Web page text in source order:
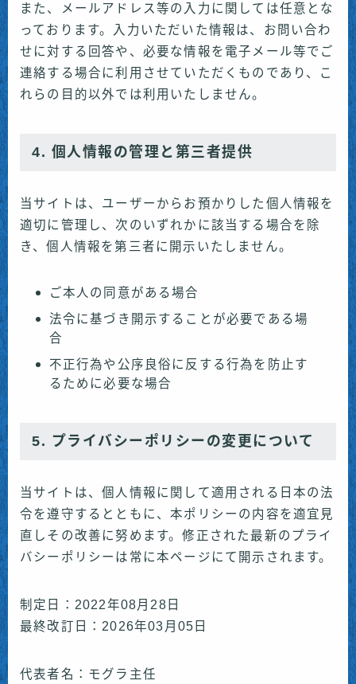
また、メールアドレス等の入力に関しては任意とな
っております。入力いただいた情報は、お問い合わ
せに対する回答や、必要な情報を電子メール等でご
連絡する場合に利用させていただくものであり、こ
れらの目的以外では利用いたしません。
4. 個人情報の管理と第三者提供
当サイトは、ユーザーからお預かりした個人情報を
適切に管理し、次のいずれかに該当する場合を除
き、個人情報を第三者に開示いたしません。
ご本人の同意がある場合
法令に基づき開示することが必要である場
合
不正行為や公序良俗に反する行為を防止す
るために必要な場合
5. プライバシーポリシーの変更について
当サイトは、個人情報に関して適用される日本の法
令を遵守するとともに、本ポリシーの内容を適宜見
直しその改善に努めます。修正された最新のプライ
バシーポリシーは常に本ページにて開示されます。
制定日：2022年08月28日
最終改訂日：2026年03月05日
代表者名：モグラ主任